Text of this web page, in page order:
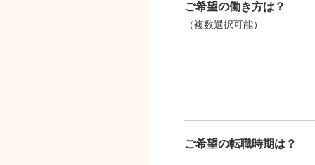
ご希望の働き方は？
（複数選択可能）
ご希望の転職時期は？